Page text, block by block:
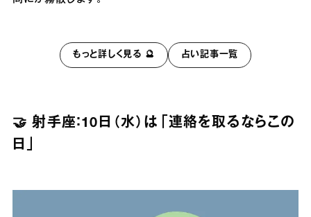
もっと詳しく見る 🔮 占い記事一覧
🤝 射手座：10日（水）は「連絡を取るならこの
日」